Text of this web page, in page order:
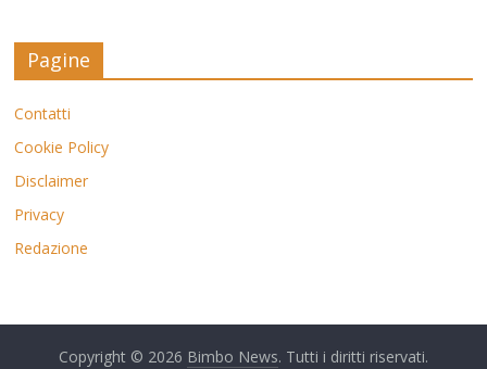
Pagine
Contatti
Cookie Policy
Disclaimer
Privacy
Redazione
Copyright © 2026 Bimbo News. Tutti i diritti riservati.